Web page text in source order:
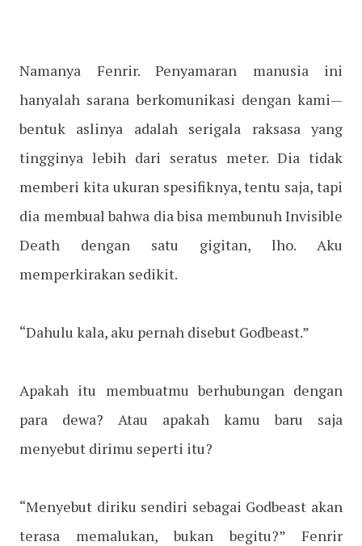
Namanya Fenrir. Penyamaran manusia ini
hanyalah sarana berkomunikasi dengan kami—
bentuk aslinya adalah serigala raksasa yang
tingginya lebih dari seratus meter. Dia tidak
memberi kita ukuran spesifiknya, tentu saja, tapi
dia membual bahwa dia bisa membunuh Invisible
Death dengan satu gigitan, lho. Aku
memperkirakan sedikit.
“Dahulu kala, aku pernah disebut Godbeast.”
Apakah itu membuatmu berhubungan dengan
para dewa? Atau apakah kamu baru saja
menyebut dirimu seperti itu?
“Menyebut diriku sendiri sebagai Godbeast akan
terasa memalukan, bukan begitu?” Fenrir